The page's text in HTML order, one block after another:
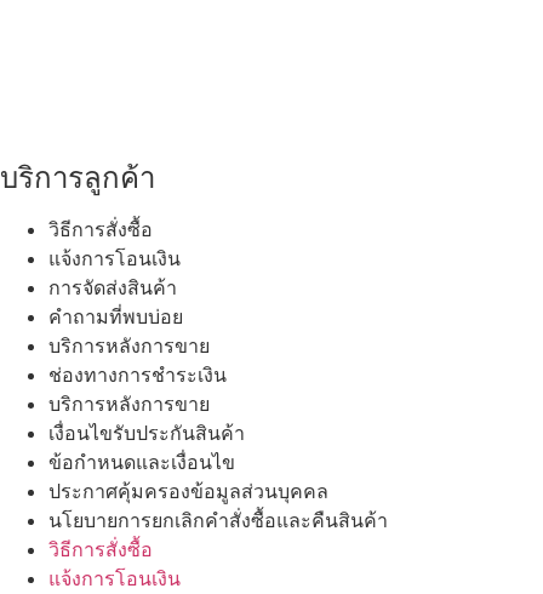
บริการลูกค้า
วิธีการสั่งซื้อ
แจ้งการโอนเงิน
การจัดส่งสินค้า
คำถามที่พบบ่อย
บริการหลังการขาย
ช่องทางการชำระเงิน
บริการหลังการขาย
เงื่อนไขรับประกันสินค้า
ข้อกำหนดและเงื่อนไข
ประกาศคุ้มครองข้อมูลส่วนบุคคล
นโยบายการยกเลิกคำสั่งซื้อและคืนสินค้า
วิธีการสั่งซื้อ
แจ้งการโอนเงิน